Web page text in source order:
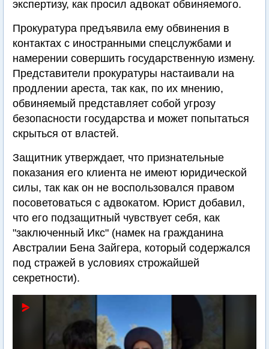
экспертизу, как просил адвокат обвиняемого.
Прокуратура предъявила ему обвинения в
контактах с иностранными спецслужбами и
намерении совершить государственную измену.
Представители прокуратуры настаивали на
продлении ареста, так как, по их мнению,
обвиняемый представляет собой угрозу
безопасности государства и может попытаться
скрыться от властей.
Защитник утверждает, что признательные
показания его клиента не имеют юридической
силы, так как он не воспользовался правом
посоветоваться с адвокатом. Юрист добавил,
что его подзащитный чувствует себя, как
"заключенный Икс" (намек на гражданина
Австралии Бена Зайгера, который содержался
под стражей в условиях строжайшей
секретности).